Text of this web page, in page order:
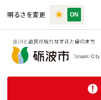
明るさを変更